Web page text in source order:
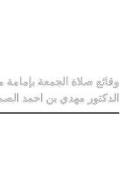
وقائع صلاة الجمعة
الدكتور مهدي بن احمد